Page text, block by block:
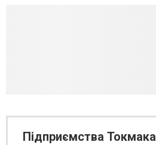
Підприємства Токмака